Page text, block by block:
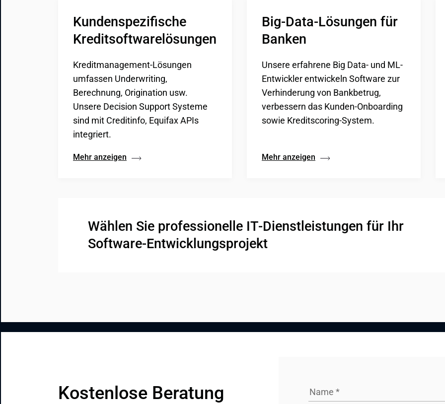
Kundenspezifische
Kreditsoftwarelösungen
Kreditmanagement-Lösungen
umfassen Underwriting,
Berechnung, Origination usw.
Unsere Decision Support Systeme
sind mit Creditinfo, Equifax APIs
integriert.
Mehr anzeigen
Big-Data-Lösungen für
Banken
Unsere erfahrene Big Data- und ML-
Entwickler entwickeln Software zur
Verhinderung von Bankbetrug,
verbessern das Kunden-Onboarding
sowie Kreditscoring-System.
Mehr anzeigen
Wählen Sie professionelle IT‑Dienstleistungen für Ihr
Software‑Entwicklungsprojekt
Kostenlose Beratung
Name *